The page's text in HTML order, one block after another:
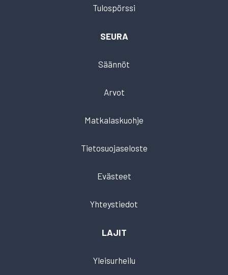
Tulospörssi
SEURA
Säännöt
Arvot
Matkalaskuohje
Tietosuojaseloste
Evästeet
Yhteystiedot
LAJIT
Yleisurheilu